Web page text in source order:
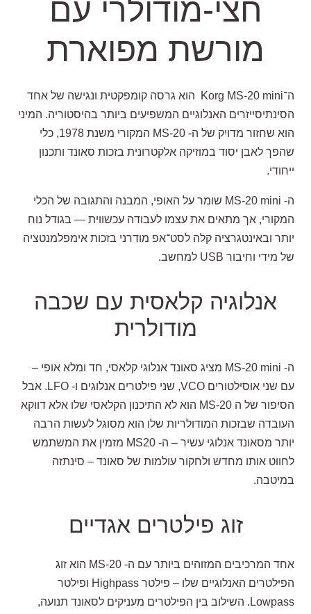
חצי-מודולרי עם
מורשת מפוארת
ה־Korg MS-20 mini
הוא גרסה קומפקטית ונגישה של אחד
הסינתיסייזרים האנלוגיים המשפיעים ביותר בהיסטוריה. המיני
הוא שחזור מדויק של ה- MS-20
המקורי משנת 1978, כלי
שהפך לאבן יסוד במוזיקה אלקטרונית בזכות סאונד ותכנון
ייחודי.
ה- MS-20 mini שומר על האופי, המבנה והתגובה של הכלי
המקורי, אך מתאים את עצמו לעבודה עכשווית — בגודל נוח
יותר ובאינטגרציה קלה לסט־אפ מודרני בזכות אימפלמנטציה
של מידי וחיבור USB למחשב.
אנלוגיה קלאסית עם שכבה
מודולרית
ה- MS-20 mini מציג סאונד אנלוגי קלאסי, חד ומלא אופי –
עם שני אוסילטורים
VCO, שני פילטרים אנלוגים ו- LFO. אבל
הסיפור של ה MS-20 הוא לא התיכנון הקלאסי שלו אלא דווקא
העובדה שבזכות המודולריות שלו הוא מסוגל לעשות הרבה
יותר מסאונד אנלוגי עשיר – ה- MS20 מזמין את המשתמש
לחווט אותו מחדש ולחקור עולמות של סאונד – סינתזה
במיטבה.
זוג פילטרים אגדיים
אחד המרכיבים המזוהים ביותר עם ה- MS-20 הוא זוג
הפילטרים האנלוגיים שלו – פילטר
Highpass ופילטר
Lowpass
. השילוב בין הפילטרים מעניקים לסאונד תנועה,